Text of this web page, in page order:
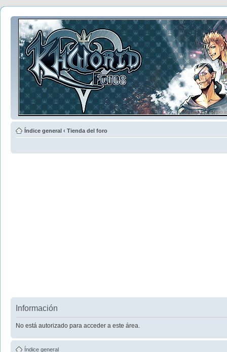
Índice general ‹ Tienda del foro
Información
No está autorizado para acceder a este área.
Índice general